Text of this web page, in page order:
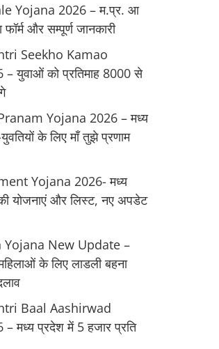
Yojana 2026 – म.प्र. आ
और सम्पूर्ण जानकारी
Seekho Kamao
युवाओं को प्रतिमाह 8000 से
Yojana 2026 – मध्य
के लिए मॉं तुझे प्रणाम
Yojana 2026- मध्य
योजनाएं और लिस्ट, नए अपडेट
Yojana New Update –
के लिए लाडली बहना
Baal Aashirwad
मध्य प्रदेश में 5 हजार प्रति